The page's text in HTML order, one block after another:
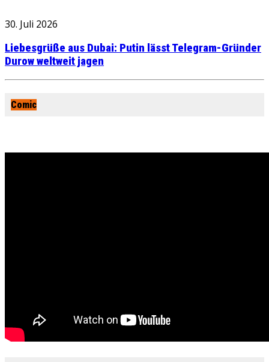
30. Juli 2026
Liebesgrüße aus Dubai: Putin lässt Telegram-Gründer
Durow weltweit jagen
Comic